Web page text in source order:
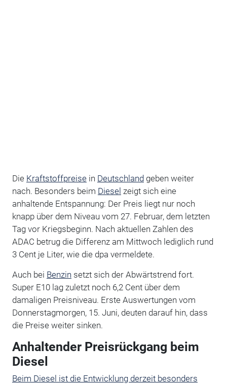
Die Kraftstoffpreisein Deutschlandgeben weiter
nach. Besonders beim Diesel zeigt sich eine
anhaltende Entspannung: Der Preis liegt nur noch
knapp über dem Niveau vom 27. Februar, dem letzten
Tag vor Kriegsbeginn. Nach aktuellen Zahlen des
ADAC betrug die Differenz am Mittwoch lediglich rund
3 Cent je Liter, wie die dpa vermeldete.
Auch bei Benzin setzt sich der Abwärtstrend fort.
Super E10 lag zuletzt noch 6,2 Cent über dem
damaligen Preisniveau. Erste Auswertungen vom
Donnerstagmorgen, 15. Juni, deuten darauf hin, dass
die Preise weiter sinken.
Anhaltender Preisrückgang beim
Diesel
Beim Diesel ist die Entwicklung derzeit besonders